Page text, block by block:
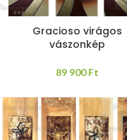
Gracioso virágos
vászonkép
89 900Ft